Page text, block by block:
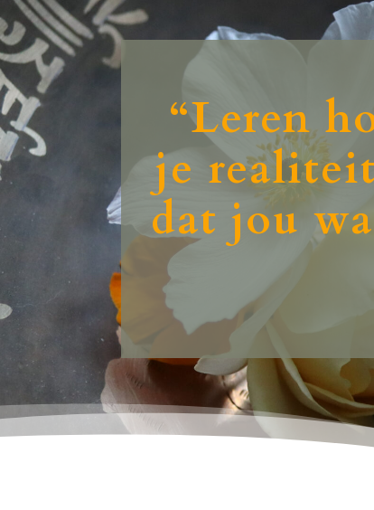
“Leren
je
dat jou